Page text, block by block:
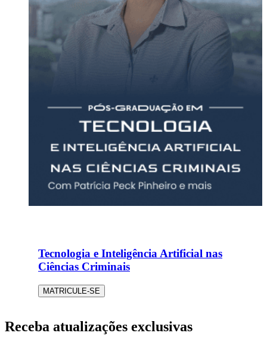
Tecnologia e Inteligência Artificial nas
Ciências Criminais
MATRICULE-SE
Receba atualizações exclusivas